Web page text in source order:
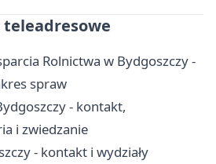
Rolnictwa w Bydgoszczy -
spraw
- kontakt,
i zwiedzanie
- kontakt i wydziały